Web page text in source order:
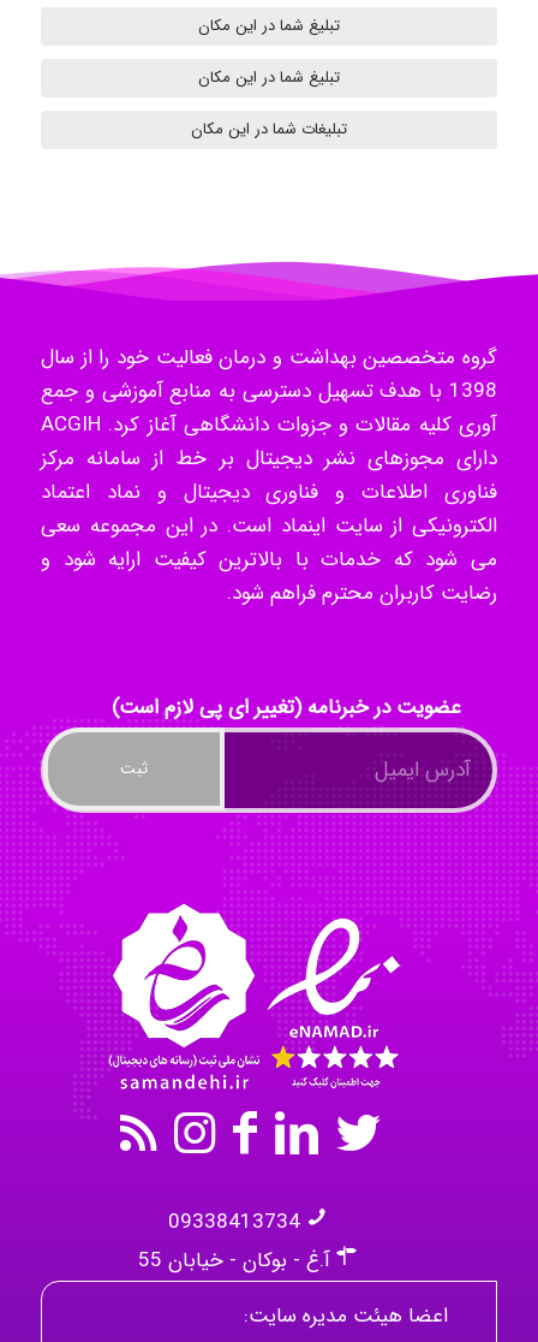
Mohammad
Tavan
akhtar shahsavandi
ayda habibnejad
Nazaninkarkon
Omid
Mehrab
تبلیغ شما در این مکان
تبلیغ شما در این مکان
تبلیغات شما در این مکان
گروه متخصصین بهداشت و درمان فعالیت خود را از سال
1398 با هدف تسهیل دسترسی به منابع آموزشی و جمع
آوری کلیه مقالات و جزوات دانشگاهی آغاز کرد. ACGIH
دارای مجوزهای نشر دیجیتال بر خط از سامانه مرکز
فناوری اطلاعات و فناوری دیجیتال و نماد اعتماد
الکترونیکی از سایت اینماد است. در این مجموعه سعی
می شود که خدمات با بالاترین کیفیت ارایه شود و
رضایت کاربران محترم فراهم شود.
عضویت در خبرنامه (تغییر ای پی لازم است)
09338413734
آ.غ - بوکان - خیابان 55
اعضا هیئت مدیره سایت: